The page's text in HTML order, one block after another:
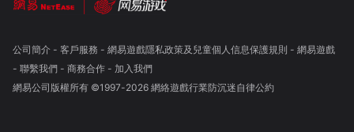
公司簡介- 客戶服務 - 網易遊戲隱私政策及兒童個人信息保護規則 - 網易遊戲
- 聯繫我們- 商務合作- 加入我們
網易公司版權所有 ©1997-2026 網絡遊戲行業防沉迷自律公約